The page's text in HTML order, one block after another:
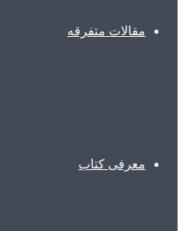
مقالات متفرقه
معرفی کتاب